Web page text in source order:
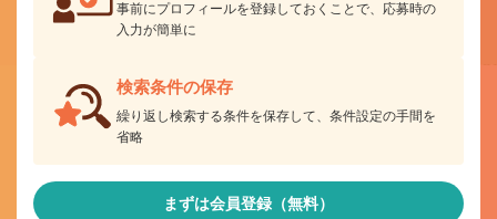
事前にプロフィールを登録しておくことで、応募時の
入力が簡単に
検索条件の保存
繰り返し検索する条件を保存して、条件設定の手間を
省略
まずは会員登録（無料）